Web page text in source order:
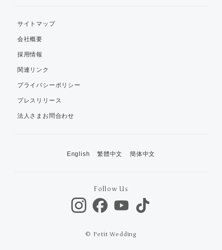
サイトマップ
会社概要
採用情報
関連リンク
プライバシーポリシー
プレスリリース
法人さまお問合わせ
English 繁體中文 簡体中文
Follow Us
© Petit Wedding